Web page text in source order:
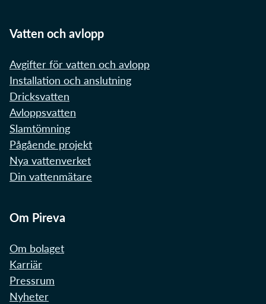
Vatten och avlopp
Avgifter för vatten och avlopp
Installation och anslutning
Dricksvatten
Avloppsvatten
Slamtömning
Pågående projekt
Nya vattenverket
Din vattenmätare
Om Pireva
Om bolaget
Karriär
Pressrum
Nyheter